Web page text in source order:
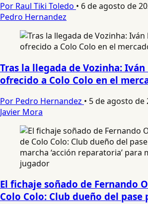
Por Raul Tiki Toledo • 6 de agosto de
Pedro Hernandez
Tras la llegada de Vozinha:
ofrecido a Colo Colo en el
Por Pedro Hernandez • 5 de agosto de
Javier Mora
El fichaje soñado de Fernando
Colo Colo: Club dueño del pase